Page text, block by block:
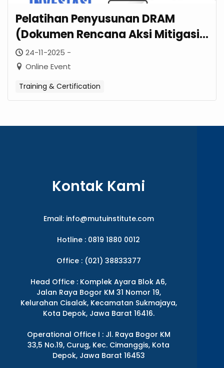
Pelatihan Penyusunan DRAM
(Dokumen Rencana Aksi Mitigasi)
– November 2025
24-11-2025 -
Online Event
Training & Certification
Kontak Kami
Email: info@mutuinstitute.com
Hotline : 0819 1880 0012
Office : (021) 38833377
Head Office : Komplek Ayara Blok A6,
Jalan Raya Bogor KM 31 Nomor 19,
Kelurahan Cisalak, Kecamatan Sukmajaya,
Kota Depok, Jawa Barat 16416.
Operational Office I : Jl. Raya Bogor KM
33,5 No.19, Curug, Kec. Cimanggis, Kota
Depok, Jawa Barat 16453